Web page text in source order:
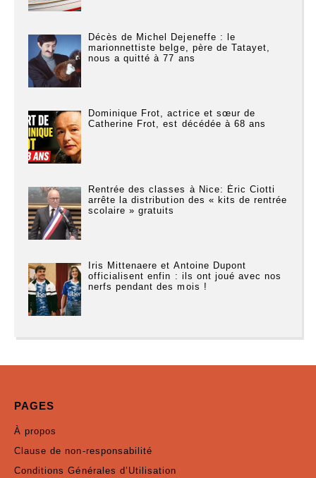
Décès de Michel Dejeneffe : le
marionnettiste belge, père de Tatayet,
nous a quitté à 77 ans
Dominique Frot, actrice et sœur de
Catherine Frot, est décédée à 68 ans
Rentrée des classes à Nice: Éric Ciotti
arrête la distribution des « kits de rentrée
scolaire » gratuits
Iris Mittenaere et Antoine Dupont
officialisent enfin : ils ont joué avec nos
nerfs pendant des mois !
PAGES
À propos
Clause de non-responsabilité
Conditions Générales d’Utilisation